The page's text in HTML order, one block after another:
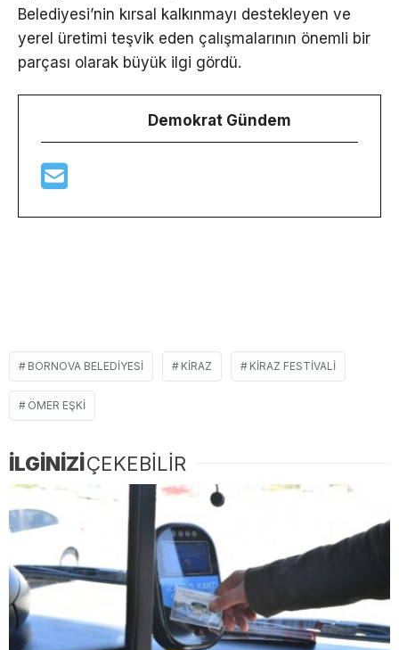
Belediyesi’nin kırsal kalkınmayı destekleyen ve
yerel üretimi teşvik eden çalışmalarının önemli bir
parçası olarak büyük ilgi gördü.
Demokrat Gündem
BORNOVA BELEDIYESI KIRAZ KIRAZ FESTIVALI
ÖMER EŞKI
İLGİNİZİÇEKEBİLİR